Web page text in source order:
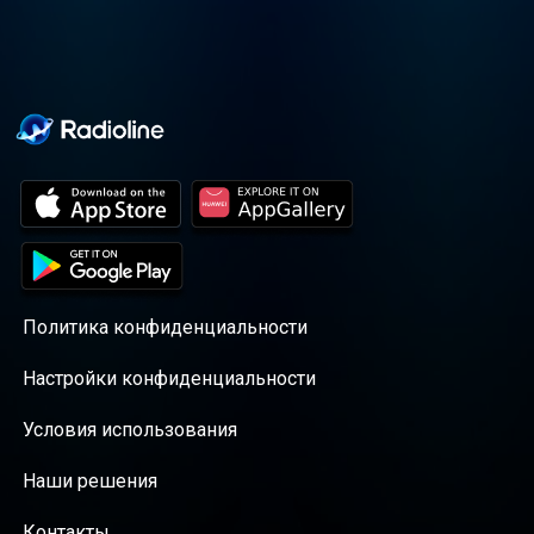
Политика конфиденциальности
Настройки конфиденциальности
Условия использования
Наши решения